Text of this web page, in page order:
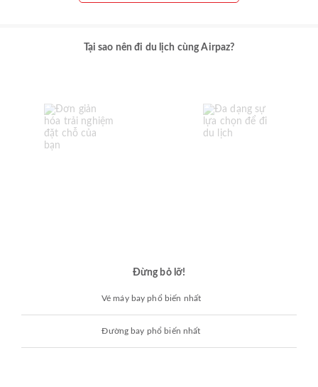
Tại sao nên đi du lịch cùng Airpaz?
Đừng bỏ lỡ!
Vé máy bay phổ biến nhất
Đường bay phổ biến nhất